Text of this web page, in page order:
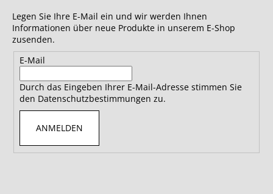
Legen Sie Ihre E-Mail ein und wir werden Ihnen
Informationen über neue Produkte in unserem E-Shop
zusenden.
E-Mail
Durch das Eingeben Ihrer E-Mail-Adresse stimmen Sie
den Datenschutzbestimmungen zu.
ANMELDEN